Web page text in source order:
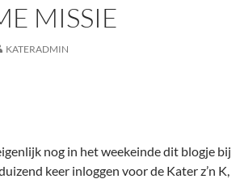
MISSIE
KATERADMIN
nog in het weekeinde dit blogje bij
keer inloggen voor de Kater z’n K,